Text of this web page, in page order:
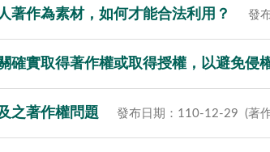
著作為素材，如何才能合法利用？ 發
確實取得著作權或取得授權，以避免侵
之著作權問題 發布日期：110-12-29 (著